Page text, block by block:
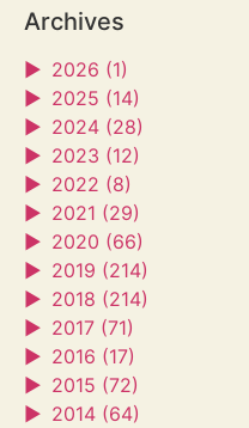
Archives
► 2026 (1)
► 2025 (14)
► 2024 (28)
► 2023 (12)
► 2022 (8)
► 2021 (29)
► 2020 (66)
► 2019 (214)
► 2018 (214)
► 2017 (71)
► 2016 (17)
► 2015 (72)
► 2014 (64)